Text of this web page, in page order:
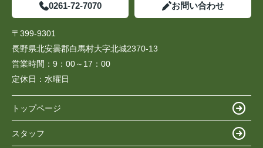
0261-72-7070 お問い合わせ
〒399-9301
長野県北安曇郡白馬村大字北城2370-13
営業時間： 9：00～17：00
定休日： 水曜日
トップページ
スタッフ